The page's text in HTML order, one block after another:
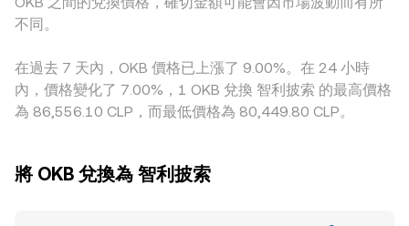
價格出現偏離時買低賣高，促使市場回歸一致，但受限於手續
費、撮合速度、鏈上轉移時間與法幣通道限制，套利的修復作
異。
不同。
在過去 7 天內，OKB 價格已上漲了 9.00%。在 24 小時
內，價格變化了 7.00%，1 OKB 兌換 智利披索 的最高價格
為 86,556.10 CLP，而最低價格為 80,449.80 CLP。
將 OKB 兌換為 智利披索